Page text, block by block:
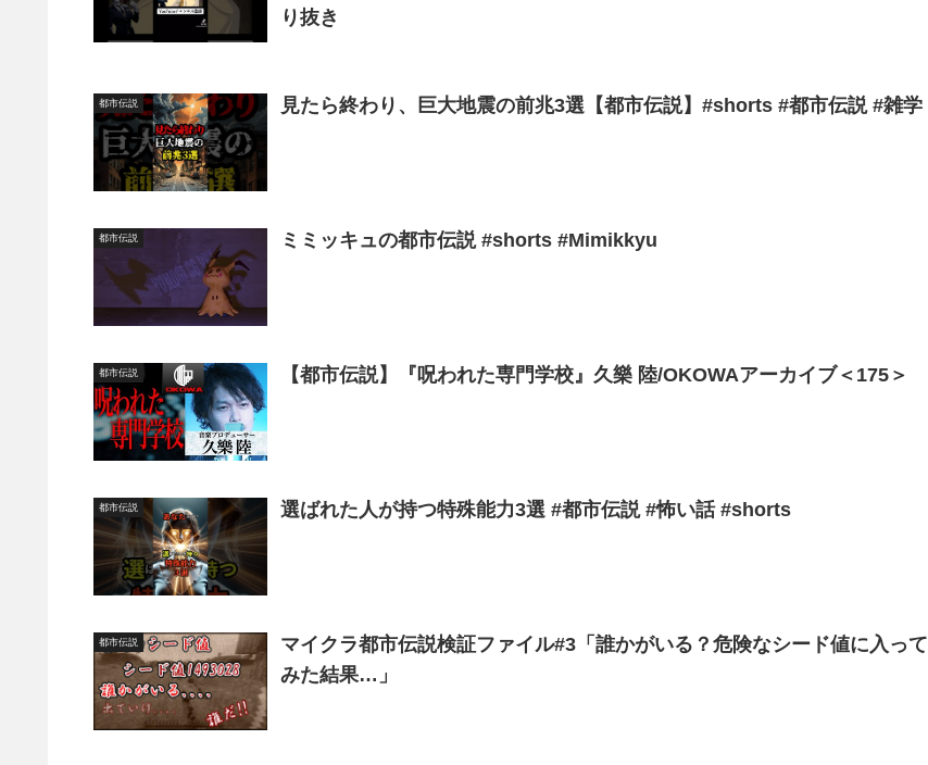
り抜き
都市伝説 見たら終わり、巨大地震の前兆3選【都市伝説】#shorts #都市伝説 #雑学
都市伝説 ミミッキュの都市伝説 #shorts #Mimikkyu
都市伝説 【都市伝説】『呪われた専門学校』久樂 陸/OKOWAアーカイブ＜175＞
都市伝説 選ばれた人が持つ特殊能力3選 #都市伝説 #怖い話 #shorts
都市伝説
マイクラ都市伝説検証ファイル#3「誰かがいる？危険なシード値に入って
みた結果…」